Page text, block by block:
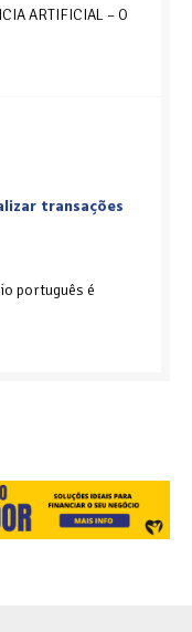
ARTIFICIAL – O
transações
português é